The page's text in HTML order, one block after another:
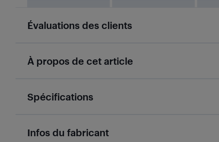
Évaluations des clients
À propos de cet article
Spécifications
Infos du fabricant